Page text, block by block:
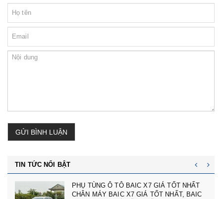
GỬI BÌNH LUẬN
TIN TỨC NỔI BẬT
PHỤ TÙNG Ô TÔ BAIC X7 GIÁ TỐT NHẤT
CHÂN MÁY BAIC X7 GIÁ TỐT NHẤT, BAIC